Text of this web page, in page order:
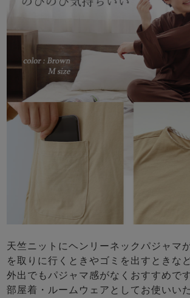
天竺ニットにヘンリーネックパジャマ
を取りに行くときやゴミを出すときな
外出でもパジャマ感がなくおすすめで
部屋着・ルームウェアとしてお使いい